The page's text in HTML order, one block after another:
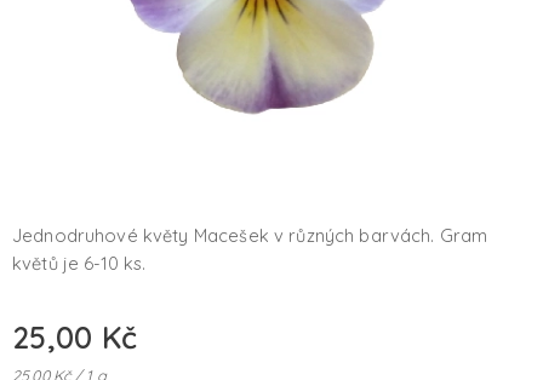
Jednodruhové květy Macešek v různých barvách. Gram
květů je 6-10 ks.
25,00 Kč
25,00 Kč / 1 g